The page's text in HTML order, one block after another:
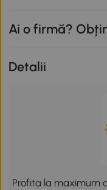
Ai o firmă?
Detalii
Profita la maximum